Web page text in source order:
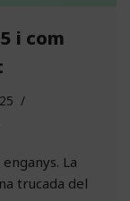
i com
La
trucada del